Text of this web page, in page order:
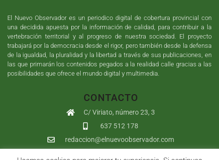
El Nuevo Observador es un periodico digital de cobertura provincial con
una decidida apuesta por la información de calidad, para contribuir a la
vertebración territorial y al progreso de nuestra sociedad. El proyecto
trabajará por la democracia desde el rigor, pero también desde la defensa
de la igualdad, la pluralidad y la libertad a través de sus publicaciones, en
las que primarán los contenidos pegados a la realidad calle gracias a las
posibilidades que ofrece el mundo digital y multimedia.
CONTACTO
C/ Viriato, número 23, 3
637 512 178
redaccion@elnuevoobservador.com